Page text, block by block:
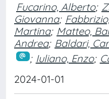
Fucarino, Alberto;
Giovanna;
Martina; Matteo,
Andrea; Baldari,
; Iuliano, Enzo;
2024-01-01